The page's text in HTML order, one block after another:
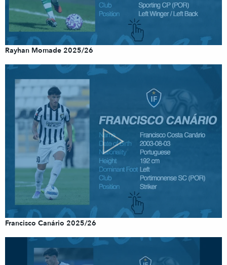
Rayhan Momade 2025/26
Francisco Canário 2025/26